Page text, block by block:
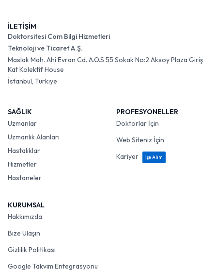
İLETİŞİM
Doktorsitesi Com Bilgi Hizmetleri
Teknoloji ve Ticaret A.Ş.
Maslak Mah. Ahi Evran Cd. A.O.S 55 Sokak No:2 Aksoy Plaza Giriş
Kat Kolektif House
İstanbul, Türkiye
SAĞLIK
Uzmanlar
Uzmanlık Alanları
Hastalıklar
Hizmetler
Hastaneler
PROFESYONELLER
Doktorlar İçin
Web Siteniz İçin
Kariyer
İşe Alım
KURUMSAL
Hakkımızda
Bize Ulaşın
Gizlilik Politikası
Google Takvim Entegrasyonu